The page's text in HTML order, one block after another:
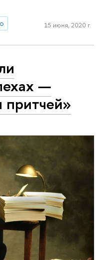
15 июня, 2020 г.
—
притчей»